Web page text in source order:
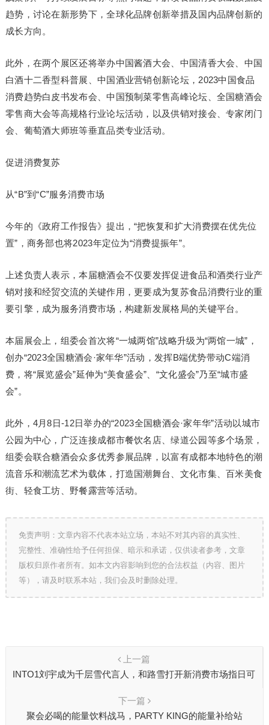
趋势，讨论在新形势下，全球化品牌创新举措及国内品牌创新的
成长方向。
此外，在两个展区还将举办中国酱酒大会、中国清香大会、中国
白酒十二香型科普展、中国酒业营销创新论坛，2023中国食品
消费趋势白皮书发布会、中国预制菜零售高峰论坛、全国糖酒会
零售商大会等高规格行业论坛活动，以及供销对接会、专家闭门
会、葡萄酒大师班等垂直品类专业活动。
促进消费复苏
从“B”到“C”服务消费市场
今年的《政府工作报告》提出，“把恢复和扩大消费摆在优先位
置”，商务部也将2023年定位为“消费提振年”。
上述负责人表示，本届糖酒会不仅要发挥促进食品和酒类行业产
销对接和经贸交流的关键作用，更要成为复苏食品消费行业的重
要引擎，成为服务消费市场，构建新发展格局的关键平台。
本届展会上，组委会首次将“一城两馆”战略升级为“两馆一城”，
创办“2023全国糖酒会·家年华”活动，发挥B端优势带动C端消
费，将“展览盛会”延伸为“美食盛会”、“文化盛会”乃至“城市盛
会”。
此外，4月8日-12日举办的“2023全国糖酒会·家年华”活动以城市
公园为中心，广泛连接成都市餐饮名店、绿道公园等多个场景，
组委会联合糖酒会众多优秀参展品牌，以富有成都本地特色的潮
流音乐和潮流艺术为载体，打造国潮舞台、文化市集、百米美食
街、轻食工坊、野餐露营等活动。
免责声明：文章内容不代表本站立场，本站不对其内容的真实性、
完整性、准确性给予任何担保、暗示和承诺，仅供读者参考，文章
版权归原作者所有。如本文内容影响到您的合法权益（内容、图片
等），请及时联系本站，我们会及时删除处理。
上一篇
INTO1刘宇成为千层雪代言人，和路雪打开新消费市场指日可
下一篇
聚会必喝的能量饮料战马，PARTY KING的能量补给站